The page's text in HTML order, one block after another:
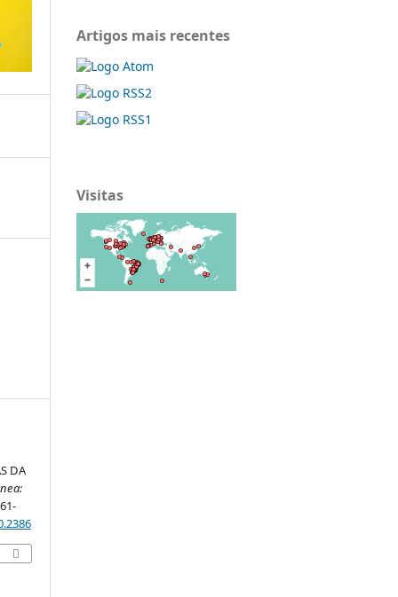
DA
Artigos mais recentes
Visitas